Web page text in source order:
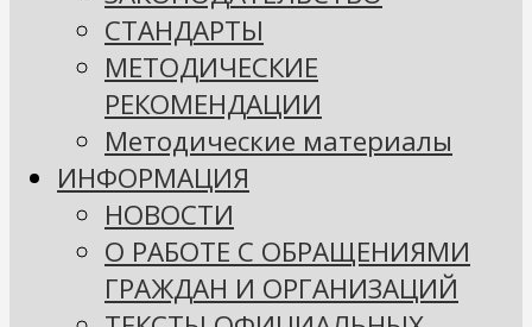
СТАНДАРТЫ
МЕТОДИЧЕСКИЕ
РЕКОМЕНДАЦИИ
Методические материалы
ИНФОРМАЦИЯ
НОВОСТИ
О РАБОТЕ С ОБРАЩЕНИЯМИ
ГРАЖДАН И ОРГАНИЗАЦИЙ